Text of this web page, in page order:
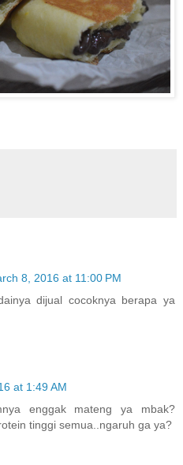
8, 2016 at 11:00 PM
dijual cocoknya berapa ya
at 1:49 AM
enggak mateng ya mbak?
tinggi semua..ngaruh ga ya?